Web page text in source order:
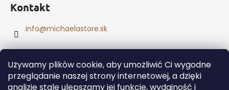
Używamy plików cookie, aby umożliwić Ci wygodne
przeglądanie naszej strony internetowej, a dzięki
analizie stale ulepszamy jej funkcje, wydajność i
Kontakt
info@michaelastore.sk